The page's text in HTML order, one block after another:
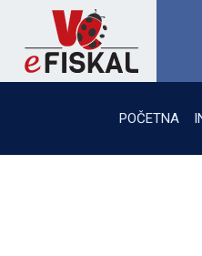
POČETNA